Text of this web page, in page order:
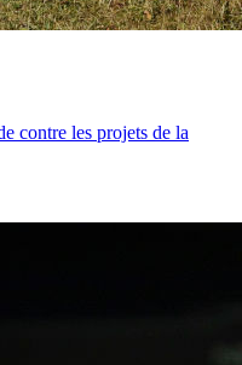
contre les projets de la